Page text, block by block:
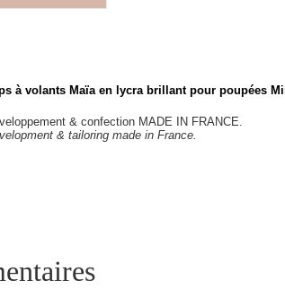
à volants Maïa en lycra brillantpour poupées
& confection MADE IN FRANCE.
& tailoring made in France.